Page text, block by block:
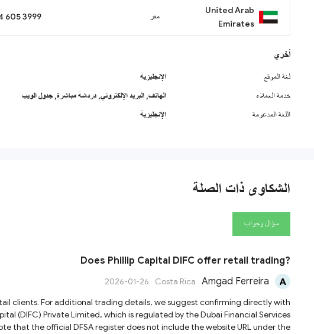
United Arab
Emirates
مقر 605 3999
أخري
لغة الموقع
الإنجليزية
خدمة العملاء
الهاتف, البريد الإلكتروني, دردشة مباشرة,جدول الويب
اللغة المدعومة
الإنجليزية
الشكاوى ذات الصلة
سؤال وجواب
Does Phillip Capital DIFC offer retail trading?
Amgad Ferreira
Costa Rica
2026-01-26